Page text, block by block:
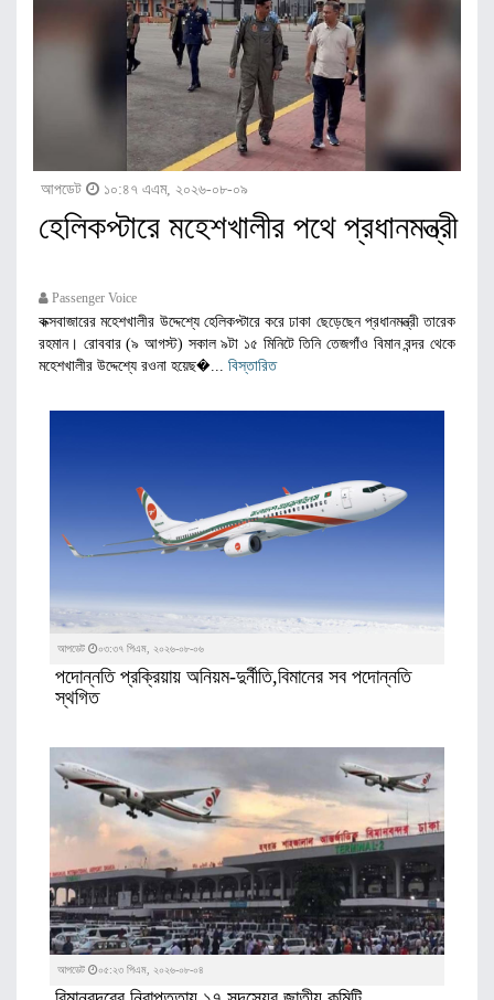
আপডেট ১০:৪৭ এএম, ২০২৬-০৮-০৯
হেলিকপ্টারে মহেশখালীর পথে প্রধানমন্ত্রী
Passenger Voice
কক্সবাজারের মহেশখালীর উদ্দেশ্যে হেলিকপ্টারে করে ঢাকা ছেড়েছেন প্রধানমন্ত্রী তারেক
রহমান। রোববার (৯ আগস্ট) সকাল ৯টা ১৫ মিনিটে তিনি তেজগাঁও বিমান বন্দর থেকে
মহেশখালীর উদ্দেশ্যে রওনা হয়েছ�... বিস্তারিত
আপডেট ০৩:৩৭ পিএম, ২০২৬-০৮-০৬
পদোন্নতি প্রক্রিয়ায় অনিয়ম-দুর্নীতি,বিমানের সব পদোন্নতি
স্থগিত
আপডেট ০৫:২৩ পিএম, ২০২৬-০৮-০৪